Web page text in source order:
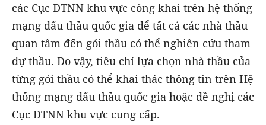
các Cục DTNN khu vực công khai trên hệ thống
mạng đấu thầu quốc gia để tất cả các nhà thầu
quan tâm đến gói thầu có thể nghiên cứu tham
dự thầu. Do vậy, tiêu chí lựa chọn nhà thầu của
từng gói thầu có thể khai thác thông tin trên Hệ
thống mạng đấu thầu quốc gia hoặc đề nghị các
Cục DTNN khu vực cung cấp.